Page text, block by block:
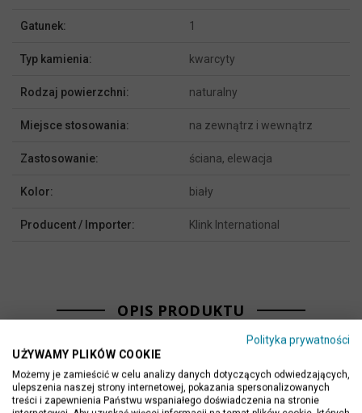
Gatunek: 1
Typ kamienia: kwarcyty
Rodzaj powierzchni: naturalny
Miejsce stosowania: na zewnątrz i wewnątrz
Zastosowanie: ściana, elewacja
Kolor: biały
Producent / Importer: Klink International
OPIS PRODUKTU
dekoracyjne elewacje jak i ozdobne okładziny ścienne we
wnętrzach domów i mieszkań. Panele kamienne w formacie
Polityka prywatności
UŻYWAMY PLIKÓW COOKIE
Możemy je zamieścić w celu analizy danych dotyczących odwiedzających,
ulepszenia naszej strony internetowej, pokazania spersonalizowanych
treści i zapewnienia Państwu wspaniałego doświadczenia na stronie